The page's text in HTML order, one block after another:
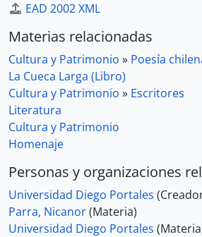
EAD 2002 XML
Materias relacionadas
Cultura y Patrimonio » Poesía
La Cueca Larga (Libro)
Cultura y Patrimonio » Escritores
Literatura
Cultura y Patrimonio
Homenaje
Personas y organizaciones
Universidad Diego Portales
Parra, Nicanor(Materia)
Universidad Diego Portales